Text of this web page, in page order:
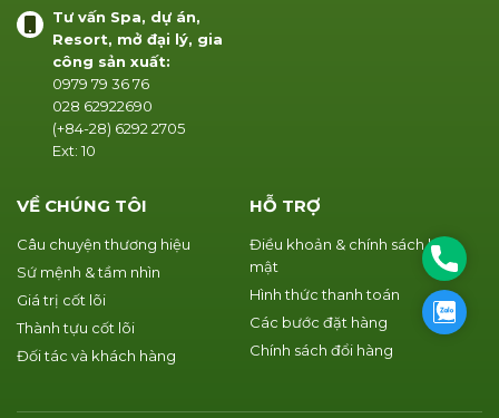
VỀ CHÚNG TÔI
Câu chuyện thương hiệu
Sứ mệnh & tầm nhìn
Giá trị cốt lõi
Thành tựu cốt lõi
Đối tác và khách hàng
HỖ TRỢ
Điều khoản & chính sách bảo
mật
Hình thức thanh toán
Các bước đặt hàng
Chính sách đổi hàng
Tư vấn Spa, dự án,
Resort, mở đại lý, gia
công sản xuất:
0979 79 36 76
028 62922690
(+84-28) 6292 2705
Ext: 10
Phone
Zalo